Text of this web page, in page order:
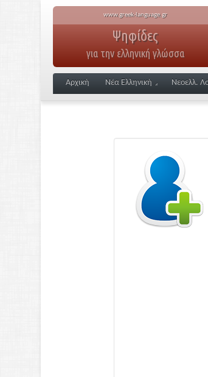
www.greek-language.gr
Ψηφίδες
για την ελληνική γλώσσα
Αρχική Νέα Ελληνική Νεοελλ.